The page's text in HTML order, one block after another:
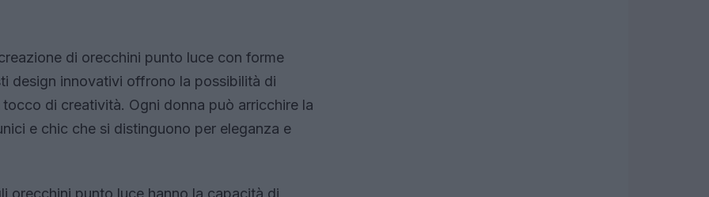
di orecchini punto luce con forme
design innovativi offrono la possibilità di
di creatività. Ogni donna può arricchire la
e chic che si distinguono per eleganza e